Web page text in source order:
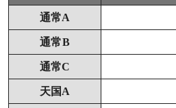
通常A
通常B
通常C
天国A